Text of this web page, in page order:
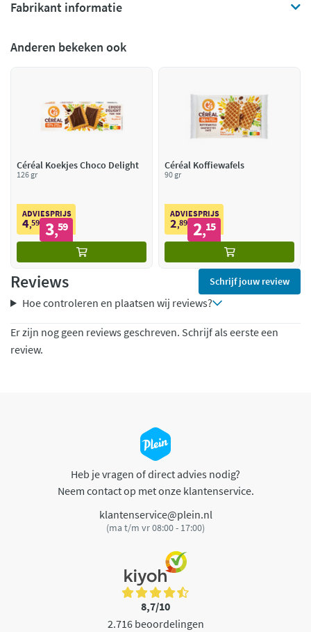
Fabrikant informatie
Anderen bekeken ook
Céréal Koekjes Choco Delight
126 gr
ADVIESPRIJS
4,59 3,59
Céréal Koffiewafels
90 gr
ADVIESPRIJS
2,89 2,15
Reviews Schrijf jouw review
Hoe controleren en plaatsen wij reviews?
Er zijn nog geen reviews geschreven. Schrijf als eerste een
review.
Heb je vragen of direct advies nodig?
Neem contact op met onze klantenservice.
klantenservice@plein.nl
(ma t/m vr 08:00 - 17:00)
8,7/10
2.716 beoordelingen